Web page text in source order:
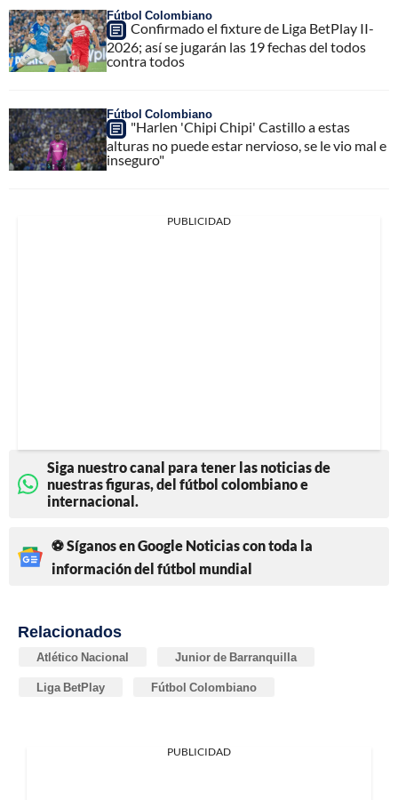
Fútbol Colombiano
Confirmado el fixture de Liga BetPlay II-
2026; así se jugarán las 19 fechas del todos
contra todos
Fútbol Colombiano
"Harlen 'Chipi Chipi' Castillo a estas
alturas no puede estar nervioso, se le vio mal e
inseguro"
PUBLICIDAD
Siga nuestro canal para tener las noticias de
nuestras figuras, del fútbol colombiano e
internacional.
⚽ Síganos en Google Noticias con toda la
información del fútbol mundial
Relacionados
Atlético Nacional Junior de Barranquilla
Liga BetPlay Fútbol Colombiano
PUBLICIDAD